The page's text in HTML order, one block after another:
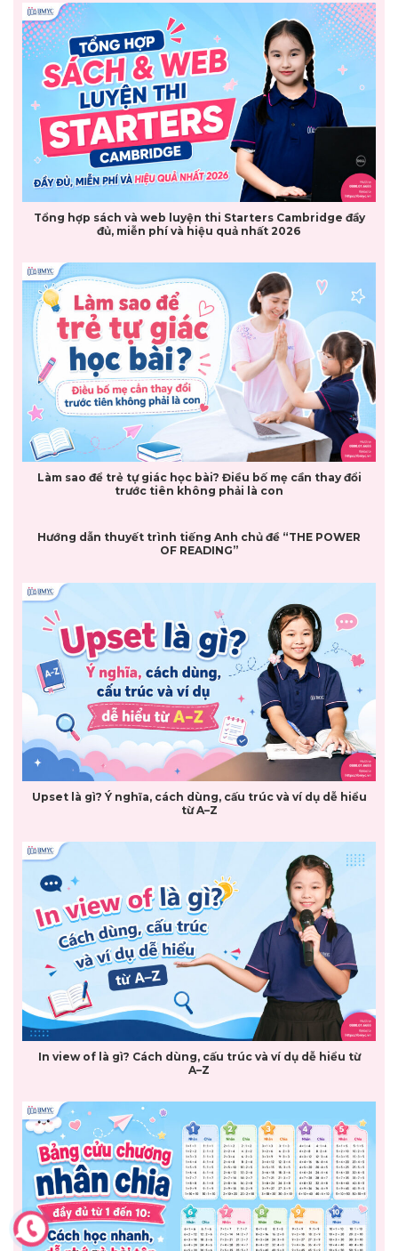
Tổng hợp sách và web luyện thi Starters Cambridge đầy
đủ, miễn phí và hiệu quả nhất 2026
Làm sao để trẻ tự giác học bài? Điều bố mẹ cần thay đổi
trước tiên không phải là con
Hướng dẫn thuyết trình tiếng Anh chủ đề “THE POWER
OF READING”
Upset là gì? Ý nghĩa, cách dùng, cấu trúc và ví dụ dễ hiểu
từ A–Z
In view of là gì? Cách dùng, cấu trúc và ví dụ dễ hiểu từ
A–Z